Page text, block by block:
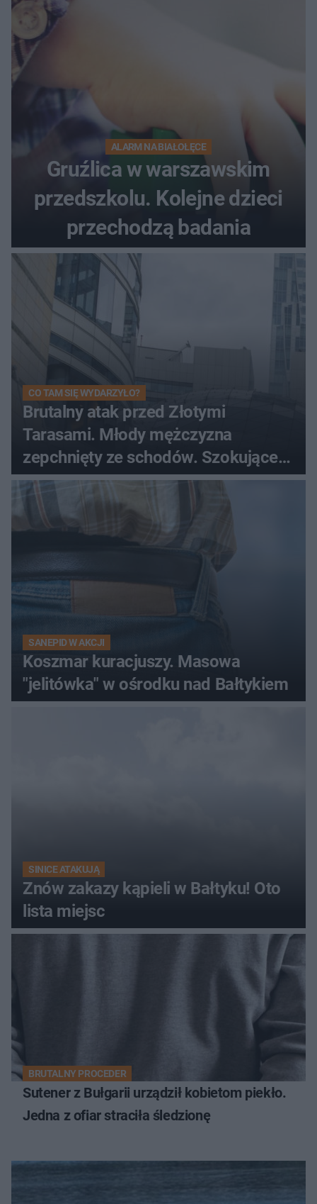
ALARM NA BIAŁOŁĘCE
Gruźlica w warszawskim
przedszkolu. Kolejne dzieci
przechodzą badania
CO TAM SIĘ WYDARZYŁO?
Brutalny atak przed Złotymi
Tarasami. Młody mężczyzna
zepchnięty ze schodów. Szokujące
nagranie krąży po sieci
SANEPID W AKCJI
Koszmar kuracjuszy. Masowa
"jelitówka" w ośrodku nad Bałtykiem
SINICE ATAKUJĄ
Znów zakazy kąpieli w Bałtyku! Oto
lista miejsc
BRUTALNY PROCEDER
Sutener z Bułgarii urządził kobietom piekło.
Jedna z ofiar straciła śledzionę